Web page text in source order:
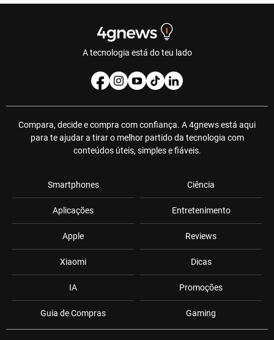
A tecnologia está do teu lado
Compara, decide e compra com confiança. A 4gnews está aqui
para te ajudar a tirar o melhor partido da tecnologia com
conteúdos úteis, simples e fiáveis.
Smartphones
Aplicações
Apple
Xiaomi
IA
Guia de Compras
Ciência
Entretenimento
Reviews
Dicas
Promoções
Gaming